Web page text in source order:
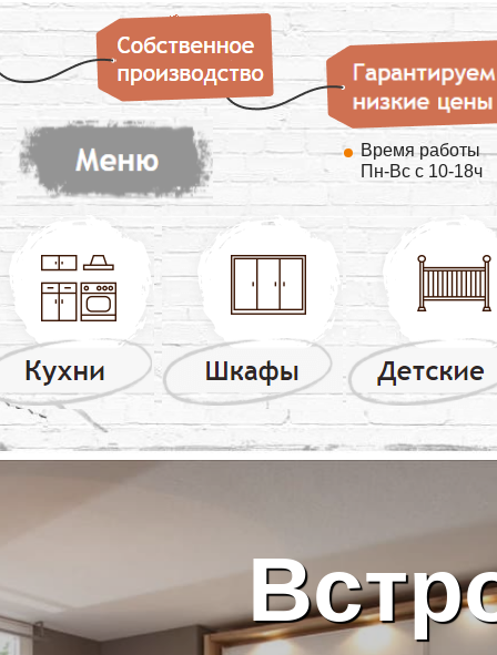
Время работы
Пн-Вс с 10-18ч